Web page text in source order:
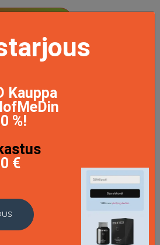
Kauppa
%!
€